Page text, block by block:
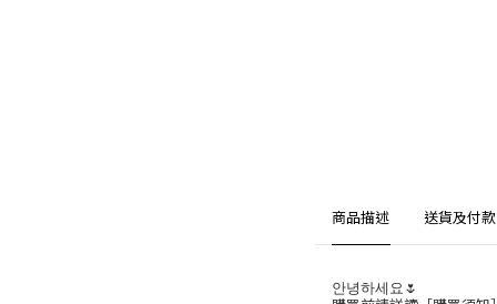
商品描述 送貨及付
안녕하세요🌷